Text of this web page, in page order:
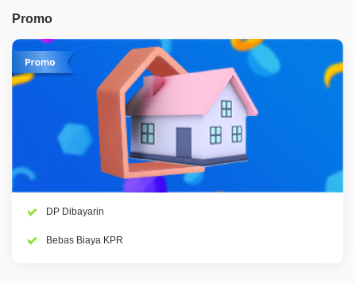
Promo
DP Dibayarin
Bebas Biaya KPR